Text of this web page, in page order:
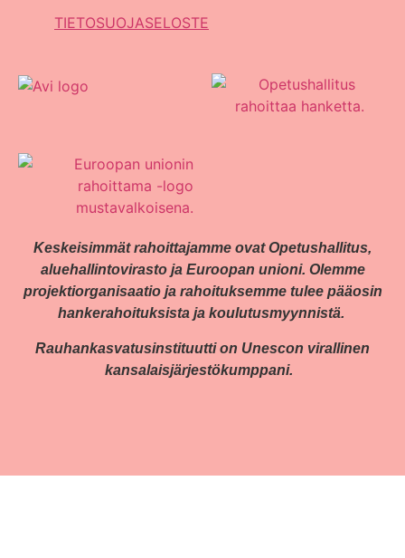
TIETOSUOJASELOSTE
Keskeisimmät rahoittajamme ovat Opetushallitus,
aluehallintovirasto ja Euroopan unioni. Olemme
projektiorganisaatio ja rahoituksemme tulee pääosin
hankerahoituksista ja koulutusmyynnistä.
Rauhankasvatusinstituutti on Unescon virallinen
kansalaisjärjestökumppani.